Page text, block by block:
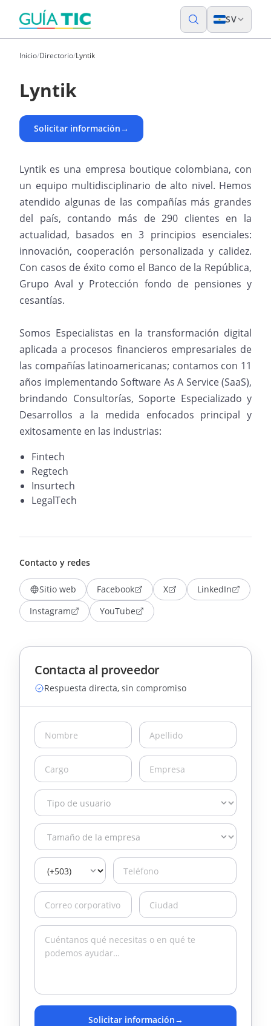
SV
Inicio/Directorio/Lyntik
Lyntik
Solicitar información→
Lyntik es una empresa boutique colombiana, con
un equipo multidisciplinario de alto nivel. Hemos
atendido algunas de las compañías más grandes
del país, contando más de 290 clientes en la
actualidad, basados en 3 principios esenciales:
innovación, cooperación personalizada y calidez.
Con casos de éxito como el Banco de la República,
Grupo Aval y Protección fondo de pensiones y
cesantías.
Somos Especialistas en la transformación digital
aplicada a procesos financieros empresariales de
las compañías latinoamericanas; contamos con 11
años implementando Software As A Service (SaaS),
brindando Consultorías, Soporte Especializado y
Desarrollos a la medida enfocados principal y
exitosamente en las industrias:
Fintech
Regtech
Insurtech
LegalTech
Contacto y redes
Sitio web Facebook X
LinkedIn
Instagram
YouTube
Contacta al proveedor
Respuesta directa, sin compromiso
Solicitar información→